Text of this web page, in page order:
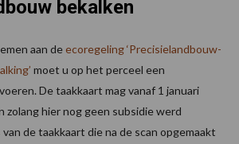
bekalken
aan deecoregeling ‘Precisielandbouw-
moet u op het perceel een
De taakkaart mag vanaf 1 januari
zolang hier nog geen subsidie werd
de taakkaart die na de scan opgemaakt